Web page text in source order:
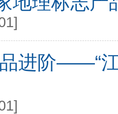
进阶——“江